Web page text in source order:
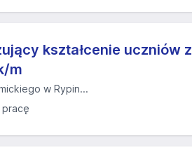
kształcenie uczniów z
m
w Rypin...
pracę